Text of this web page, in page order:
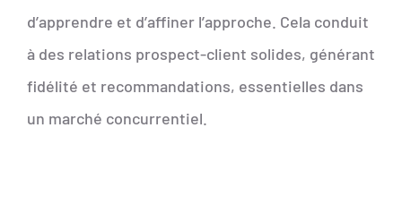
d’apprendre et d’affiner l’approche. Cela conduit
à des relations prospect-client solides, générant
fidélité et recommandations, essentielles dans
un marché concurrentiel.